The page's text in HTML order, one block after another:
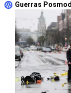
Guerras